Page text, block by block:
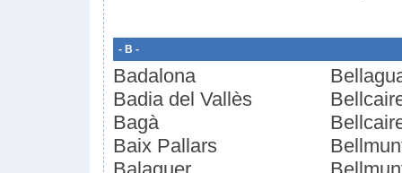
- B -
Badalona
Badia del Vallès
Bagà
Baix Pallars